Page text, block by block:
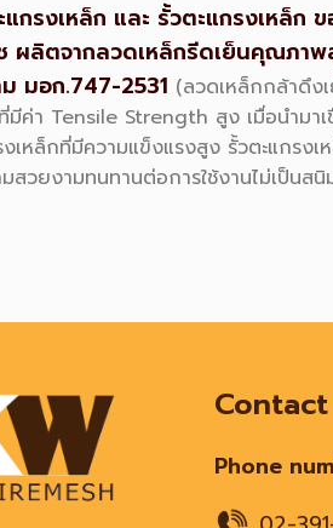
รงเหล็ก และ รั้วตะแกรงเหล็ก
ผลิตจากลวดเหล็กรีดเย็นคุณภา
มอก.747-2531 (ลวดเหล็กกล้าดึง
มีค่า Tensile Strength สูง เมื่อนำมา
งเหล็กที่มีความแข็งแรงสูง รั้วตะแกรงเ
สวยงามทนทานต่อการใช้งานไม่เป็นส
Phone